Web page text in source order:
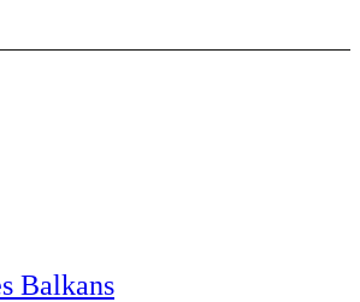
Balkans